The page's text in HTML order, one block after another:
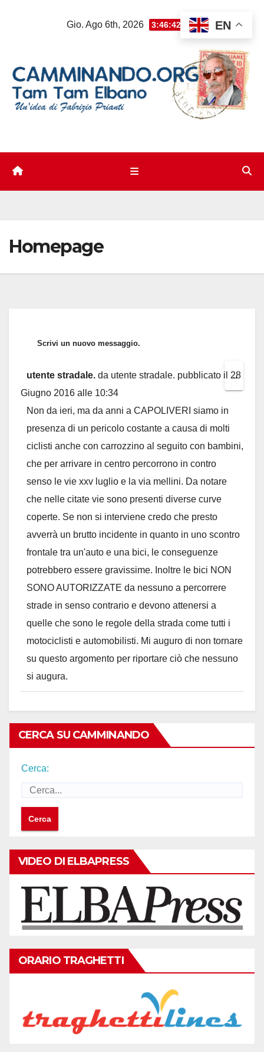
Gio. Ago 6th, 2026 3:46:43 AM
Homepage
utente stradale. da utente stradale. pubblicato il 28
Giugno 2016 alle 10:34
Non da ieri, ma da anni a CAPOLIVERI siamo in
presenza di un pericolo costante a causa di molti
ciclisti anche con carrozzino al seguito con bambini,
che per arrivare in centro percorrono in contro
senso le vie xxv luglio e la via mellini. Da notare
che nelle citate vie sono presenti diverse curve
coperte. Se non si interviene credo che presto
avverrà un brutto incidente in quanto in uno scontro
frontale tra un'auto e una bici, le conseguenze
potrebbero essere gravissime. Inoltre le bici NON
SONO AUTORIZZATE da nessuno a percorrere
strade in senso contrario e devono attenersi a
quelle che sono le regole della strada come tutti i
motociclisti e automobilisti. Mi auguro di non tornare
su questo argomento per riportare ciò che nessuno
si augura.
...Toggle
this
CERCA SU CAMMINANDO
Cerca:
VIDEO DI ELBAPRESS
ORARIO TRAGHETTI
EN